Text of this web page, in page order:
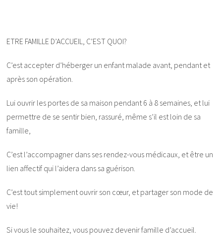
ETRE FAMILLE D’ACCUEIL, C’EST QUOI?
C’est accepter d’héberger un enfant malade avant, pendant et
après son opération.
Lui ouvrir les portes de sa maison pendant 6 à 8 semaines, et lui
permettre de se sentir bien, rassuré, même s’il est loin de sa
famille,
C’est l’accompagner dans ses rendez-vous médicaux, et être un
lien affectif qui l’aidera dans sa guérison.
C’est tout simplement ouvrir son cœur, et partager son mode de
vie!
Si vous le souhaitez, vous pouvez devenir famille d’accueil.